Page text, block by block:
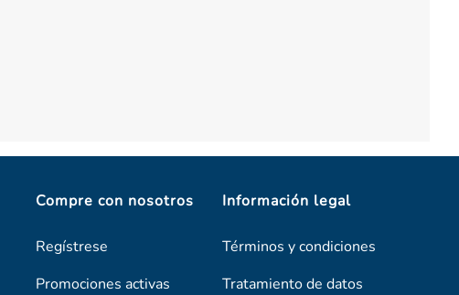
Compre con nosotros
Regístrese
Promociones activas
Información legal
Términos y condiciones
Tratamiento de datos